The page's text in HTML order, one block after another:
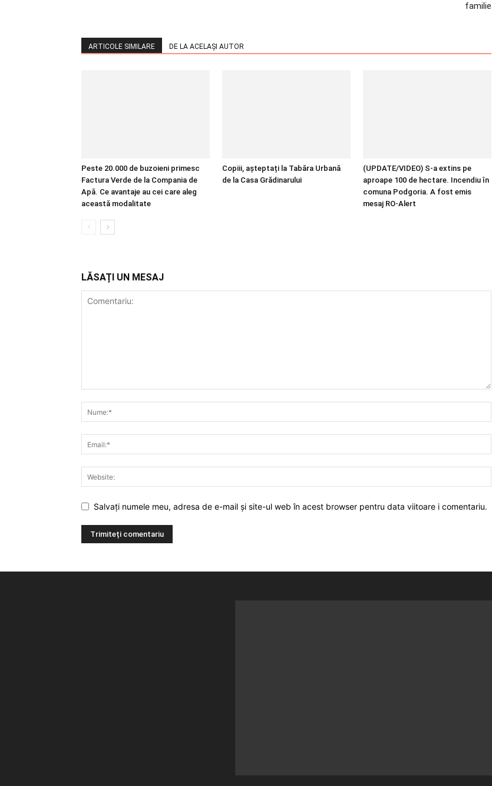
familie
ARTICOLE SIMILARE DE LA ACELAȘI AUTOR
Peste 20.000 de buzoieni primesc
Factura Verde de la Compania de
Apă. Ce avantaje au cei care aleg
această modalitate
Copiii, așteptați la Tabăra Urbană
de la Casa Grădinarului
(UPDATE/VIDEO) S-a extins pe
aproape 100 de hectare. Incendiu în
comuna Podgoria. A fost emis
mesaj RO-Alert
LĂSAȚI UN MESAJ
Salvați numele meu, adresa de e-mail și site-ul web în acest browser pentru data viitoare i comentariu.